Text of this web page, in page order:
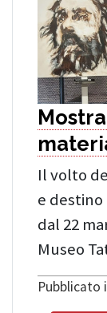
Il volto
e destino
dal 22
Museo
Pubblicato